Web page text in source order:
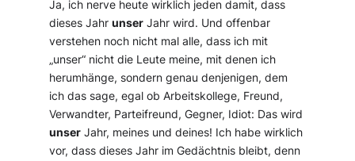
Ja, ich nerve heute wirklich jeden damit, dass
dieses Jahrunser Jahr wird. Und offenbar
verstehen noch nicht mal alle, dass ich mit
„unser“ nicht die Leute meine, mit denen ich
herumhänge, sondern genau denjenigen, dem
ich das sage, egal ob Arbeitskollege, Freund,
Verwandter, Parteifreund, Gegner, Idiot: Das wird
unser Jahr, meines und deines! Ich habe wirklich
vor, dass dieses Jahr im Gedächtnis bleibt, denn